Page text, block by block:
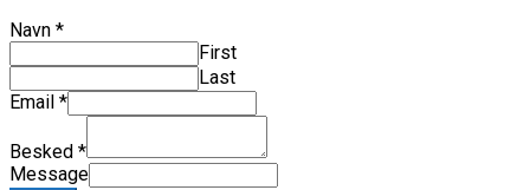
Navn *
First
Last
Email *
Besked *
Message